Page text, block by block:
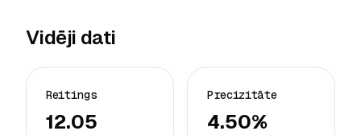
Vidēji dati
Reitings
12.05
Precizitāte
4.50%